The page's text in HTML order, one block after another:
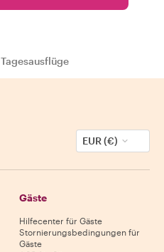
Tagesausflüge
EUR (€)
Gäste
Hilfecenter für Gäste
Stornierungsbedingungen für
Gäste